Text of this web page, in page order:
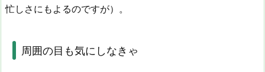
忙しさにもよるのですが）。
周囲の目も気にしなきゃ